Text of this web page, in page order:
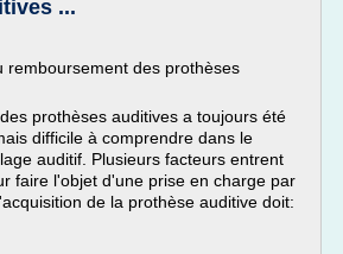
...
remboursement des prothèses
prothèses auditives a toujours été
difficile à comprendre dans le
auditif. Plusieurs facteurs entrent
faire l'objet d'une prise en charge par
de la prothèse auditive doit: